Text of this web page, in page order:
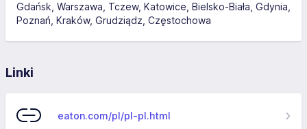
Gdańsk Warszawa Tczew Katowice Bielsko-Biała Gdynia
Poznań Kraków Grudziądz Częstochowa
Linki
eaton.com/pl/pl-pl.html